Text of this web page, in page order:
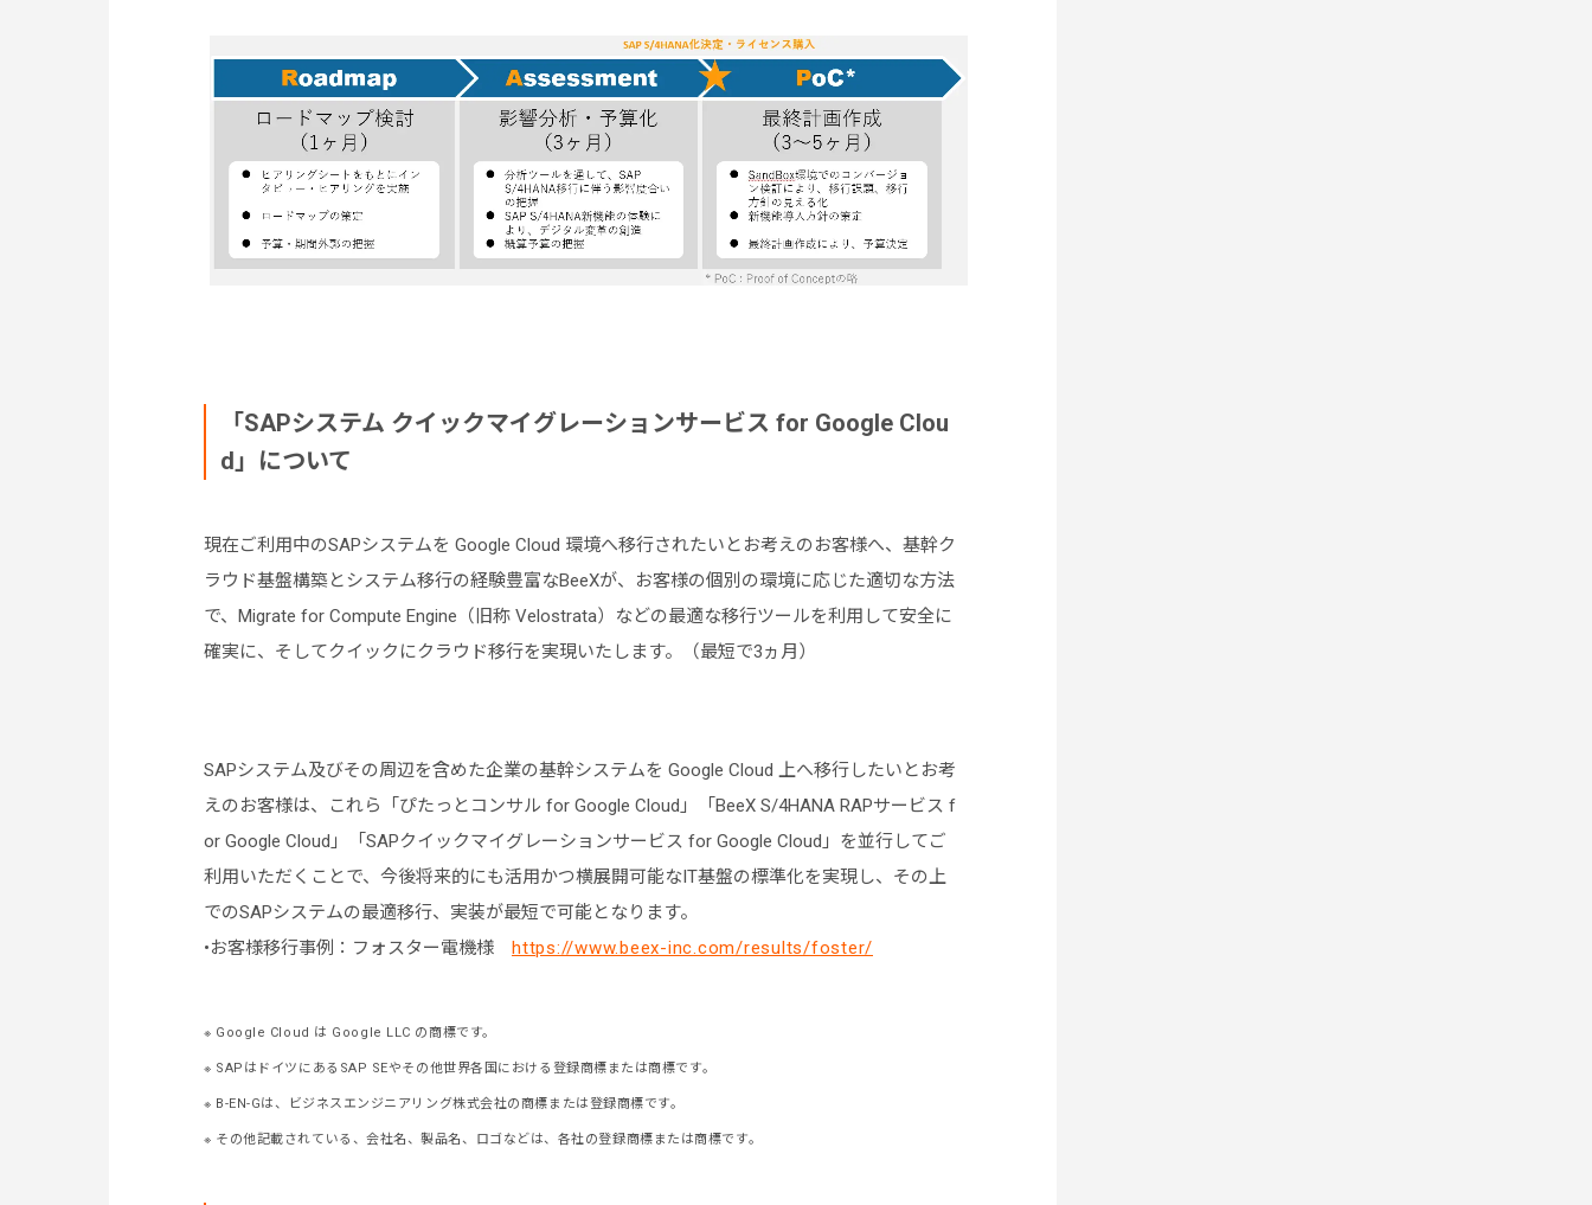
「SAPシステム クイックマイグレーションサービス for Google Clou
d」について
現在ご利用中のSAPシステムを Google Cloud 環境へ移行されたいとお考えのお客様へ、基幹ク
ラウド基盤構築とシステム移行の経験豊富なBeeXが、お客様の個別の環境に応じた適切な方法
で、Migrate for Compute Engine（旧称 Velostrata）などの最適な移行ツールを利用して安全に
確実に、そしてクイックにクラウド移行を実現いたします。（最短で3ヵ月）
SAPシステム及びその周辺を含めた企業の基幹システムを Google Cloud 上へ移行したいとお考
えのお客様は、これら「ぴたっとコンサル for Google Cloud」「BeeX S/4HANA RAPサービス f
or Google Cloud」「SAPクイックマイグレーションサービス for Google Cloud」を並行してご
利用いただくことで、今後将来的にも活用かつ横展開可能なIT基盤の標準化を実現し、その上
でのSAPシステムの最適移行、実装が最短で可能となります。
•お客様移行事例：フォスター電機様 https://www.beex-inc.com/results/foster/
※ Google Cloud は Google LLC の商標です。
※ SAPはドイツにあるSAP SEやその他世界各国における登録商標または商標です。
※ B-EN-Gは、ビジネスエンジニアリング株式会社の商標または登録商標です。
※ その他記載されている、会社名、製品名、ロゴなどは、各社の登録商標または商標です。